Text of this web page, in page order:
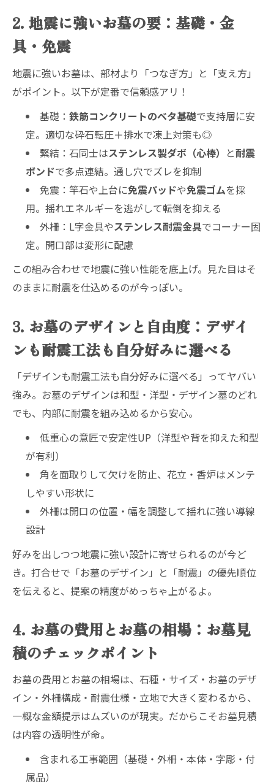
2. 地震に強いお墓の要：基礎・金
具・免震
地震に強いお墓は、部材より「つなぎ方」と「支え方」
がポイント。以下が定番で信頼感アリ！
基礎：鉄筋コンクリートのベタ基礎で支持層に安
定。適切な砕石転圧＋排水で凍上対策も◎
緊結：石同士はステンレス製ダボ（心棒） と耐震
ボンドで多点連結。通し穴でズレを抑制
免震：竿石や上台に免震パッドや免震ゴムを採
用。揺れエネルギーを逃がして転倒を抑える
外柵：L字金具やステンレス耐震金具でコーナー固
定。開口部は変形に配慮
この組み合わせで地震に強い性能を底上げ。見た目はそ
のままに耐震を仕込めるのが今っぽい。
3. お墓のデザインと自由度：デザイ
ンも耐震工法も自分好みに選べる
「デザインも耐震工法も自分好みに選べる」ってヤバい
強み。お墓のデザインは和型・洋型・デザイン墓のどれ
でも、内部に耐震を組み込めるから安心。
低重心の意匠で安定性UP（洋型や背を抑えた和型
が有利）
角を面取りして欠けを防止、花立・香炉はメンテ
しやすい形状に
外柵は開口の位置・幅を調整して揺れに強い導線
設計
好みを出しつつ地震に強い設計に寄せられるのが今ど
き。打合せで「お墓のデザイン」と「耐震」の優先順位
を伝えると、提案の精度がめっちゃ上がるよ。
4. お墓の費用とお墓の相場：お墓見
積のチェックポイント
お墓の費用とお墓の相場は、石種・サイズ・お墓のデザ
イン・外柵構成・耐震仕様・立地で大きく変わるから、
一概な金額提示はムズいのが現実。だからこそお墓見積
は内容の透明性が命。
含まれる工事範囲（基礎・外柵・本体・字彫・付
属品）